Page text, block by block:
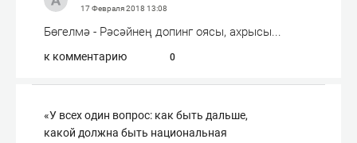
17 Февраля 2018 13:08
Бөгелмә - Рәсәйнең допинг оясы, ахрысы...
к комментарию 0
«У всех один вопрос: как быть дальше,
какой должна быть национальная